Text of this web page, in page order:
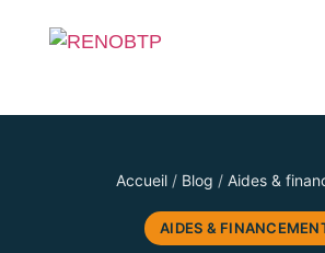
Accueil / Blog / Aides &
AIDES &